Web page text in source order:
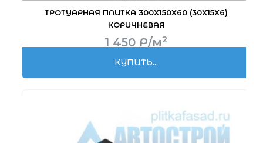
ТРОТУАРНАЯ ПЛИТКА 300Х150Х60 (30Х15Х6)
КОРИЧНЕВАЯ
1 450 Р/м2
КУПИТЬ...